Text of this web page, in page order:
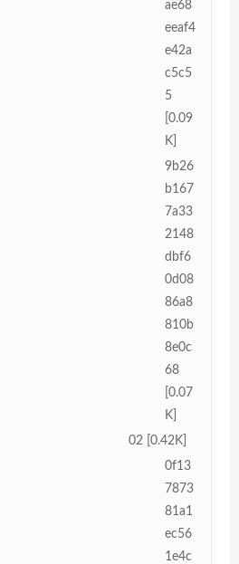
ae68
eeaf4
e42a
c5c5
5
[0.09
K]
9b26
b167
7a33
2148
dbf6
0d08
86a8
810b
8e0c
68
[0.07
K]
02 [0.42K]
0f13
7873
81a1
ec56
1e4c